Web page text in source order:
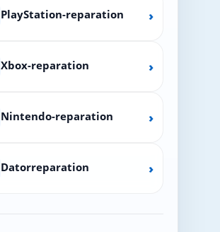
PlayStation-reparation ›
Xbox-reparation ›
Nintendo-reparation ›
Datorreparation ›